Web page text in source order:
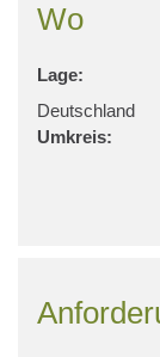
Wo
Lage:
Deutschland
Umkreis: